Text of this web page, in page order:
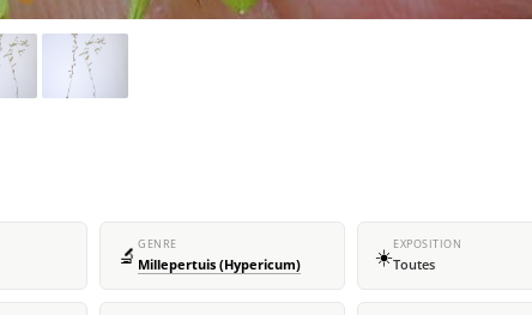
🔬 GENRE
Millepertuis (Hypericum) ☀️EXPOSITION
Toutes